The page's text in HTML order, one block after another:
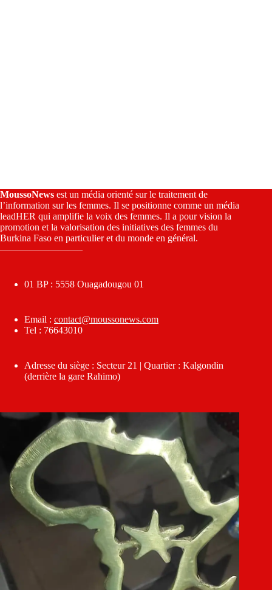
MoussoNews est un média orienté sur le traitement de
l’information sur les femmes. Il se positionne comme un média
leadHER qui amplifie la voix des femmes. Il a pour vision la
promotion et la valorisation des initiatives des femmes du
Burkina Faso en particulier et du monde en général.
————————–
01 BP : 5558 Ouagadougou 01
Email : contact@moussonews.com
Tel : 76643010
Adresse du siège : Secteur 21 | Quartier : Kalgondin
(derrière la gare Rahimo)